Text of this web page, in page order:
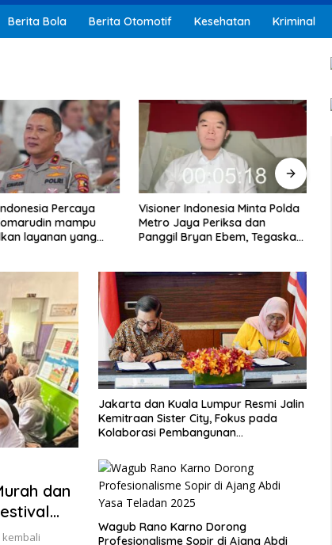
Berita Bola Berita Otomotif Kesehatan Kriminal
Percaya
mampu
layanan yang
Visioner Indonesia Minta Polda
Metro Jaya Periksa dan
Panggil Bryan Ebem, Tegaskan
dan
kembali
Jakarta dan Kuala Lumpur Resmi Jalin
Kemitraan Sister City, Fokus pada
Kolaborasi Pembangunan
Wagub Rano Karno Dorong
Profesionalisme Sopir di Ajang Abdi